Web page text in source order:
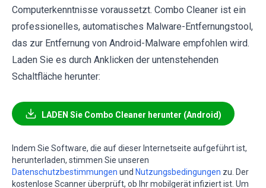
Computerkenntnisse voraussetzt. Combo Cleaner ist ein
professionelles, automatisches Malware-Entfernungstool,
das zur Entfernung von Android-Malware empfohlen wird.
Laden Sie es durch Anklicken der untenstehenden
Schaltfläche herunter:
LADEN Sie Combo Cleaner herunter (Android)
Indem Sie Software, die auf dieser Internetseite aufgeführt ist,
herunterladen, stimmen Sie unseren
Datenschutzbestimmungen und Nutzungsbedingungen zu. Der
kostenlose Scanner überprüft, ob Ihr mobilgerät infiziert ist. Um